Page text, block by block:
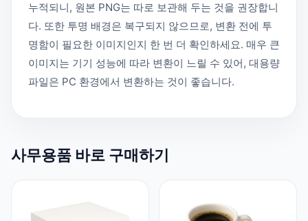
누적되니, 원본 PNG는 따로 보관해 두는 것을 권장합니
다. 또한 투명 배경은 복구되지 않으므로, 변환 전에 투
명함이 필요한 이미지인지 한 번 더 확인하세요. 매우 큰
이미지는 기기 성능에 따라 변환이 느릴 수 있어, 대용량
파일은 PC 환경에서 변환하는 것이 좋습니다.
사무용품 바로 구매하기